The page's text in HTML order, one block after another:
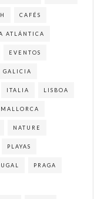
CAFÉS
ATLÁNTICA
EVENTOS
GALICIA
ITALIA LISBOA
MALLORCA
NATURE
PLAYAS
PRAGA